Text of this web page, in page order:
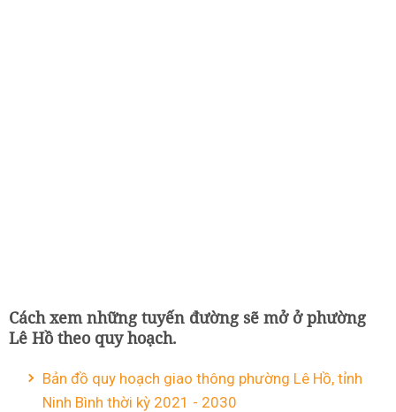
Cách xem những tuyến đường sẽ mở ở phường
Lê Hồ theo quy hoạch.
Bản đồ quy hoạch giao thông phường Lê Hồ, tỉnh
Ninh Bình thời kỳ 2021 - 2030